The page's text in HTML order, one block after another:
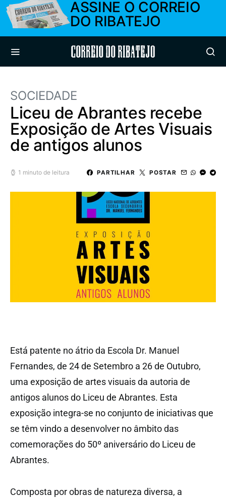
ASSINE O CORREIO
DO RIBATEJO
Correio do Ribatejo
SOCIEDADE
Liceu de Abrantes recebe
Exposição de Artes Visuais
de antigos alunos
1 minuto de leitura PARTILHAR POSTAR
Está patente no átrio da Escola Dr. Manuel
Fernandes, de 24 de Setembro a 26 de Outubro,
uma exposição de artes visuais da autoria de
antigos alunos do Liceu de Abrantes. Esta
exposição integra-se no conjunto de iniciativas que
se têm vindo a desenvolver no âmbito das
comemorações do 50º aniversário do Liceu de
Abrantes.
Composta por obras de natureza diversa, a